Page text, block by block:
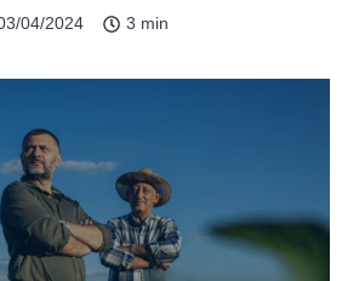
04/2024 3 min